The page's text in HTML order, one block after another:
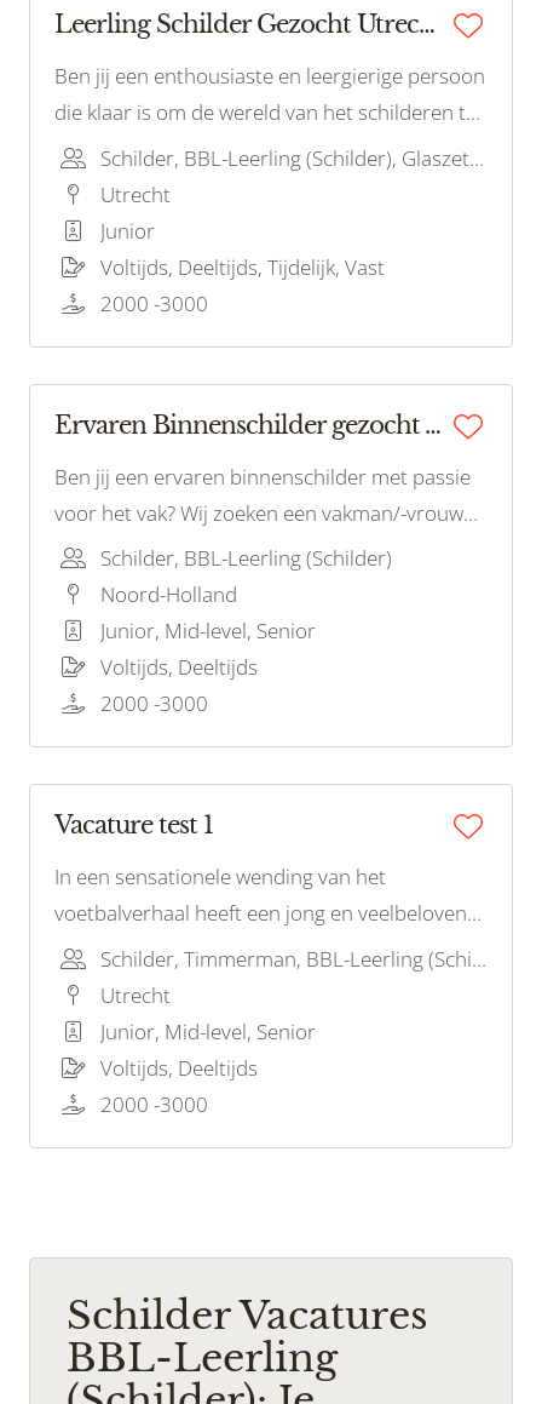
Leerling Schilder Gezocht Utrecht!
Ben jij een enthousiaste en leergierige persoon
die klaar is om de wereld van het schilderen te
verkennen? Wil je een leerling-schilder worden
en de fijne kneepjes van het vak leren? Dan zijn
wij op zoek naar jou!
Schilder, BBL-Leerling (Schilder), Glaszetter
Utrecht
Junior
Voltijds, Deeltijds, Tijdelijk, Vast
2000 -3000
Ervaren Binnenschilder gezocht Amsterdam!
Ben jij een ervaren binnenschilder met passie
voor het vak? Wij zoeken een vakman/-vrouw
met oog voor detail en precisie. Als onderdeel
van ons team werk je aan interieurprojecten in
en rondom Amsterdam.
Schilder, BBL-Leerling (Schilder)
Noord-Holland
Junior, Mid-level, Senior
Voltijds, Deeltijds
2000 -3000
Vacature test 1
In een sensationele wending van het
voetbalverhaal heeft een jong en veelbelovend
talent de schijnwerpers weten te stelen tijdens
zijn debuutwedstrijd
Schilder, Timmerman, BBL-Leerling (Schilder)
Utrecht
Junior, Mid-level, Senior
Voltijds, Deeltijds
2000 -3000
Schilder Vacatures
BBL-Leerling